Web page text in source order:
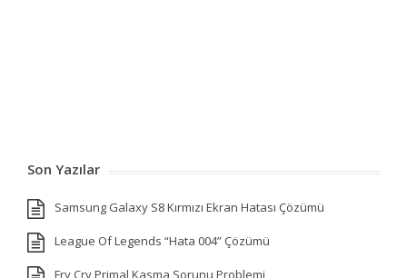
Son Yazılar
Samsung Galaxy S8 Kırmızı Ekran Hatası Çözümü
League Of Legends “Hata 004” Çözümü
Fry Cry Primal Kasma Sorunu Problemi